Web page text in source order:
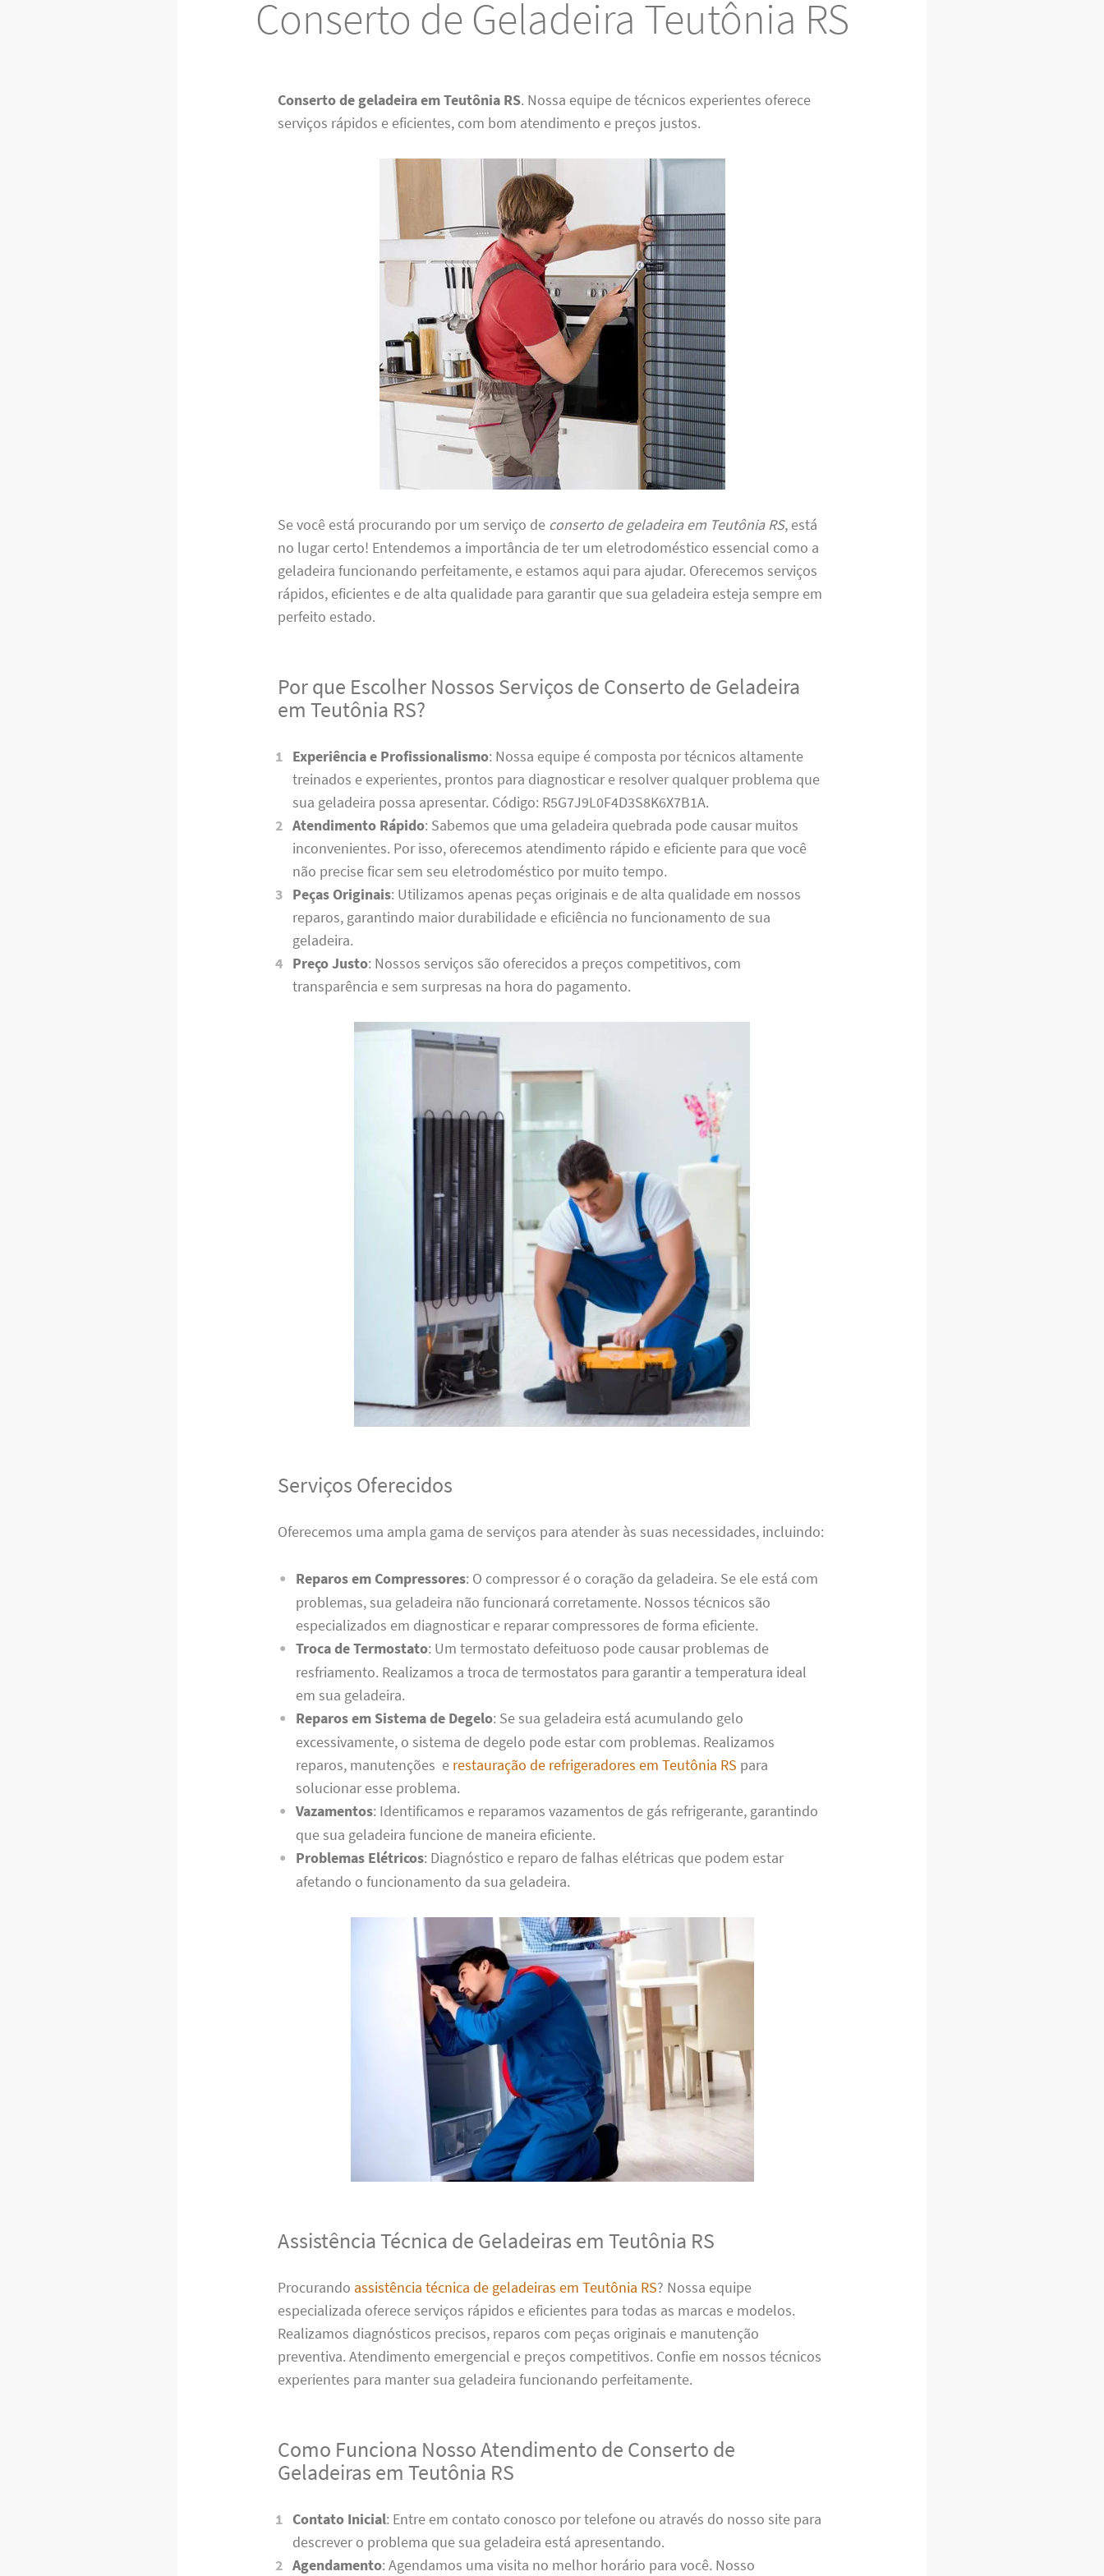
Conserto de Geladeira Teutônia RS
Conserto de geladeira em Teutônia RS. Nossa equipe de técnicos experientes oferece
serviços rápidos e eficientes, com bom atendimento e preços justos.
Se você está procurando por um serviço de conserto de geladeira em Teutônia RS, está
no lugar certo! Entendemos a importância de ter um eletrodoméstico essencial como a
geladeira funcionando perfeitamente, e estamos aqui para ajudar. Oferecemos serviços
rápidos, eficientes e de alta qualidade para garantir que sua geladeira esteja sempre em
perfeito estado.
Por que Escolher Nossos Serviços de Conserto de Geladeira
em Teutônia RS?
Experiência e Profissionalismo: Nossa equipe é composta por técnicos altamente
treinados e experientes, prontos para diagnosticar e resolver qualquer problema que
sua geladeira possa apresentar. Código: R5G7J9L0F4D3S8K6X7B1A.
Atendimento Rápido: Sabemos que uma geladeira quebrada pode causar muitos
inconvenientes. Por isso, oferecemos atendimento rápido e eficiente para que você
não precise ficar sem seu eletrodoméstico por muito tempo.
Peças Originais: Utilizamos apenas peças originais e de alta qualidade em nossos
reparos, garantindo maior durabilidade e eficiência no funcionamento de sua
geladeira.
Preço Justo: Nossos serviços são oferecidos a preços competitivos, com
transparência e sem surpresas na hora do pagamento.
Serviços Oferecidos
Oferecemos uma ampla gama de serviços para atender às suas necessidades, incluindo:
Reparos em Compressores: O compressor é o coração da geladeira. Se ele está com
problemas, sua geladeira não funcionará corretamente. Nossos técnicos são
especializados em diagnosticar e reparar compressores de forma eficiente.
Troca de Termostato: Um termostato defeituoso pode causar problemas de
resfriamento. Realizamos a troca de termostatos para garantir a temperatura ideal
em sua geladeira.
Reparos em Sistema de Degelo: Se sua geladeira está acumulando gelo
excessivamente, o sistema de degelo pode estar com problemas. Realizamos
reparos, manutenções e restauração de refrigeradores em Teutônia RS para
solucionar esse problema.
Vazamentos: Identificamos e reparamos vazamentos de gás refrigerante, garantindo
que sua geladeira funcione de maneira eficiente.
Problemas Elétricos: Diagnóstico e reparo de falhas elétricas que podem estar
afetando o funcionamento da sua geladeira.
Assistência Técnica de Geladeiras em Teutônia RS
Procurando assistência técnica de geladeiras em Teutônia RS? Nossa equipe
especializada oferece serviços rápidos e eficientes para todas as marcas e modelos.
Realizamos diagnósticos precisos, reparos com peças originais e manutenção
preventiva. Atendimento emergencial e preços competitivos. Confie em nossos técnicos
experientes para manter sua geladeira funcionando perfeitamente.
Como Funciona Nosso Atendimento de Conserto de
Geladeiras em Teutônia RS
Contato Inicial: Entre em contato conosco por telefone ou através do nosso site para
descrever o problema que sua geladeira está apresentando.
Agendamento: Agendamos uma visita no melhor horário para você. Nosso